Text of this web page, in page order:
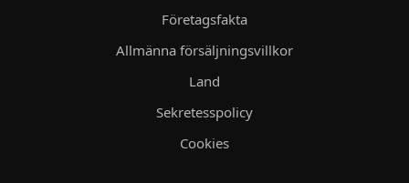
Företagsfakta
Allmänna försäljningsvillkor
Land
Sekretesspolicy
Cookies